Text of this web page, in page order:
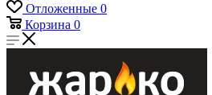
Отложенные 0
Корзина 0